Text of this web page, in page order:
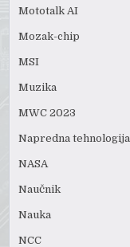
Mototalk AI
Mozak-chip
MSI
Muzika
MWC 2023
Napredna tehnologija
NASA
Naučnik
Nauka
NCC